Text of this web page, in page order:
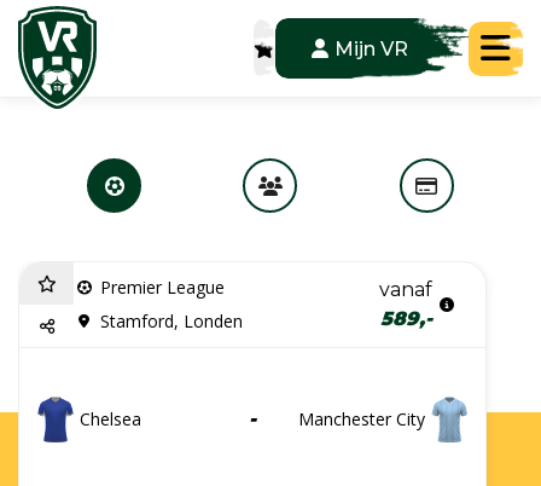
Mijn VR
Premier League
Stamford, Londen
vanaf
589,-
Chelsea - Manchester City